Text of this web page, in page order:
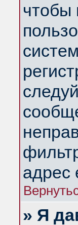
чтобы
адрес
» Я